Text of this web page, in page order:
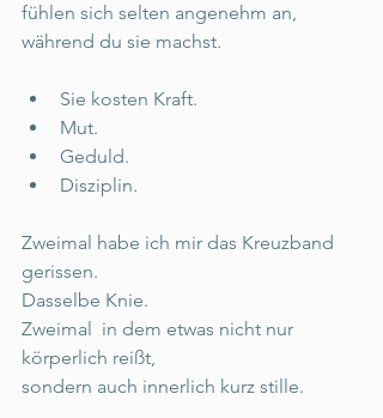
fühlen sich selten angenehm an,
während du sie machst.
Sie kosten Kraft.
Mut.
Geduld.
Disziplin.
Zweimal habe ich mir das Kreuzband
gerissen.
Dasselbe Knie.
Zweimal  in dem etwas nicht nur
körperlich reißt,
sondern auch innerlich kurz stille.